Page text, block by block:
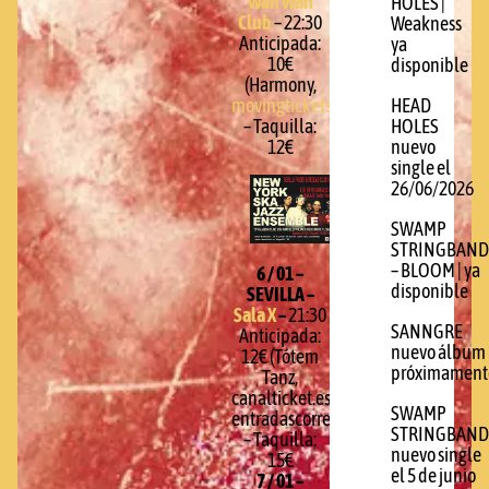
Club– 22:30
Anticipada:
10€
(Harmony,
movingtickets.com
– Taquilla:
12€
6 / 01 –
SEVILLA –
Sala X–21:30
Anticipada:
12€ (Tótem
Tanz,
canalticket.es,
entradascorreos.com)
– Taquilla:
15€
7 / 01 –
Weakness
ya
disponible
HEAD
HOLES
nuevo
single el
26/06/2026
SWAMP
STRINGBAND
– BLOOM | ya
disponible
SANNGRE
nuevo álbum
SWAMP
STRINGBAND
nuevo single
el 5 de junio